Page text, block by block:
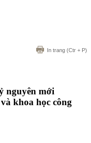
In trang (Ctr + P)
nguyên mới
khoa học công